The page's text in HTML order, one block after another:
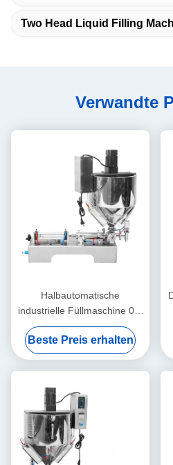
Two Head Liquid Filling
Verwandte
Halbautomatische
industrielle Füllmaschine 0,4
Mpa Lippenstift Heizung
Rührung Füllmaschine
Beste Preis erhalten